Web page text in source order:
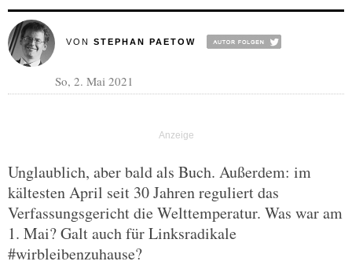
VON STEPHAN PAETOW
So, 2. Mai 2021
Unglaublich, aber bald als Buch. Außerdem: im
kältesten April seit 30 Jahren reguliert das
Verfassungsgericht die Welttemperatur. Was war am
1. Mai? Galt auch für Linksradikale
#wirbleibenzuhause?